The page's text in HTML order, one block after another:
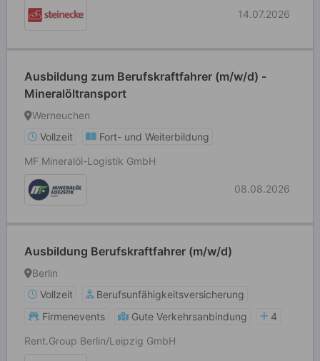
14.07.2026
Ausbildung zum Berufskraftfahrer (m/w/d) -
Mineralöltransport
Werneuchen
Vollzeit
Fort- und Weiterbildung
MF Mineralöl-Logistik GmbH
08.08.2026
Ausbildung Berufskraftfahrer (m/w/d)
Berlin
Vollzeit
Berufsunfähigkeitsversicherung
Firmenevents
Gute Verkehrsanbindung
4
Rent.Group Berlin/Leipzig GmbH